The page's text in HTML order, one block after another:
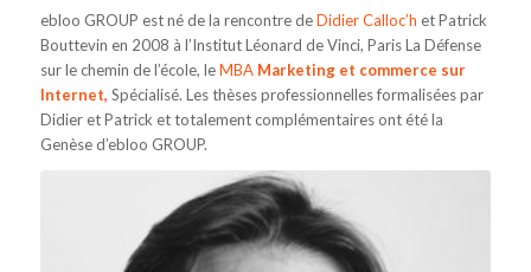
ebloo GROUP est né de la rencontre deDidier Calloc’h et Patrick
Bouttevin en 2008 à l’Institut Léonard de Vinci, Paris La Défense
sur le chemin de l’école, leMBA Marketing et commerce sur
Internet, Spécialisé. Les thèses professionnelles formalisées par
Didier et Patrick et totalement complémentaires ont été la
Genèse d’ebloo GROUP.